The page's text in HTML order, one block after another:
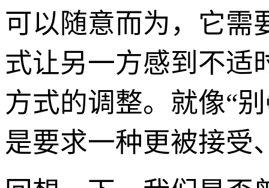
可以随意而为，它需
式让另一方感到不适
方式的调整。就像“
是要求一种更被接受